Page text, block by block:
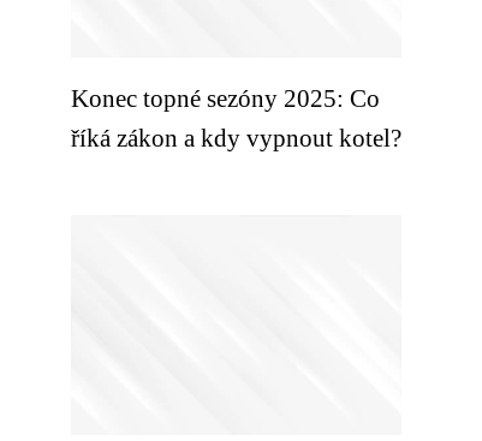
Konec topné sezóny 2025: Co
říká zákon a kdy vypnout kotel?